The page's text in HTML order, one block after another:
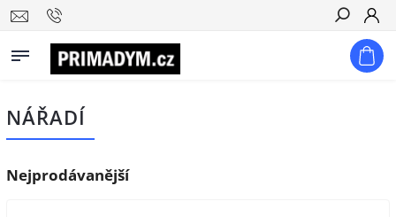
Hledat
NÁŘADÍ
Nejprodávanější